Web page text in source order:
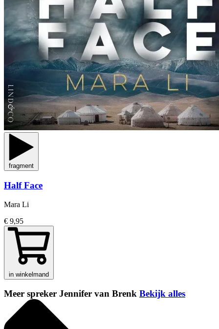
fragment
Half Face
Mara Li
€ 9,95
in winkelmand
Meer spreker Jennifer van Brenk Bekijk alles